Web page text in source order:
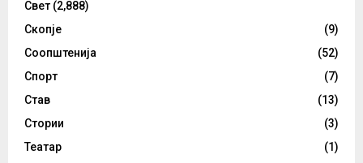
Свет (2,888)
Скопје
(9)
Соопштенија
(52)
Спорт
(7)
Став
(13)
Стории
(3)
Театар
(1)